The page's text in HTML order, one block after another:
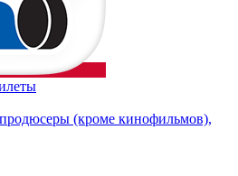
(кроме кинофильмов),